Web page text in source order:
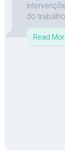
do
Read